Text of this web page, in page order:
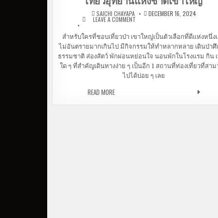
SAICHI CHAYAPA DECEMBER 16, 2024
LEAVE A COMMENTON เที่ยวอุทยานแห่งชาติเขา
สำหรับใครที่ชอบเที่ยวป่า เขาใหญ่เป็นตัวเลือกที่ดีแห่งหนึ่ง
ไม่อันตรายมากเกินไป มีกิจกรรมให้ทำหลากหลาย เดินป่าศึ
ธรรมชาติ ส่องสัตว์ พักผ่อนหย่อนใจ นอนพักในโรงแรม กิน
ใด ๆ ที่สำคัญเดินทางง่าย ๆ เป็นอีก 1 สถานที่ท่องเที่ยวที่สาม
ไปได้บ่อย ๆ เลย
READ MOREเที่ยวอุทยานแห่งชาติเขาใหญ่